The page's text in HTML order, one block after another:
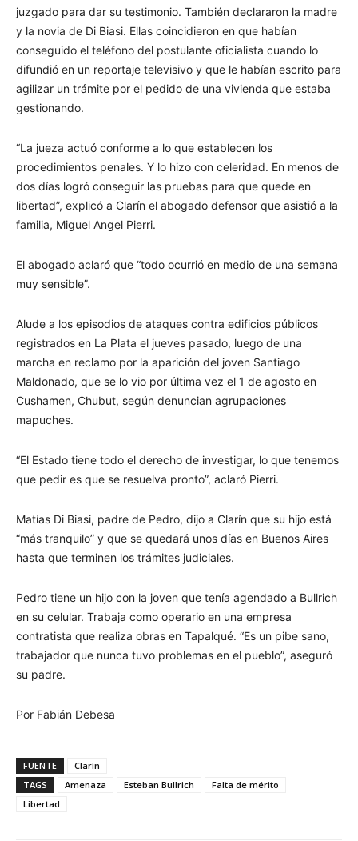
juzgado para dar su testimonio. También declararon la madre
y la novia de Di Biasi. Ellas coincidieron en que habían
conseguido el teléfono del postulante oficialista cuando lo
difundió en un reportaje televisivo y que le habían escrito para
agilizar un trámite por el pedido de una vivienda que estaba
gestionando.
“La jueza actuó conforme a lo que establecen los
procedimientos penales. Y lo hizo con celeridad. En menos de
dos días logró conseguir las pruebas para que quede en
libertad”, explicó a Clarín el abogado defensor que asistió a la
familia, Miguel Angel Pierri.
El abogado aclaró que “todo ocurrió en medio de una semana
muy sensible”.
Alude a los episodios de ataques contra edificios públicos
registrados en La Plata el jueves pasado, luego de una
marcha en reclamo por la aparición del joven Santiago
Maldonado, que se lo vio por última vez el 1 de agosto en
Cushamen, Chubut, según denuncian agrupaciones
mapuches.
“El Estado tiene todo el derecho de investigar, lo que tenemos
que pedir es que se resuelva pronto”, aclaró Pierri.
Matías Di Biasi, padre de Pedro, dijo a Clarín que su hijo está
“más tranquilo” y que se quedará unos días en Buenos Aires
hasta que terminen los trámites judiciales.
Pedro tiene un hijo con la joven que tenía agendado a Bullrich
en su celular. Trabaja como operario en una empresa
contratista que realiza obras en Tapalqué. “Es un pibe sano,
trabajador que nunca tuvo problemas en el pueblo”, aseguró
su padre.
Por Fabián Debesa
FUENTE
Clarín
TAGS
Amenaza Esteban Bullrich
Falta de mérito
Libertad